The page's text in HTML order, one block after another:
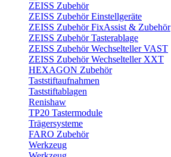
ZEISS Zubehör
ZEISS Zubehör Einstellgeräte
ZEISS Zubehör FixAssist & Zubehör
ZEISS Zubehör Tasterablage
ZEISS Zubehör Wechselteller VAST
ZEISS Zubehör Wechselteller XXT
HEXAGON Zubehör
Taststiftaufnahmen
Taststiftablagen
Renishaw
TP20 Tastermodule
Trägersysteme
FARO Zubehör
Werkzeug